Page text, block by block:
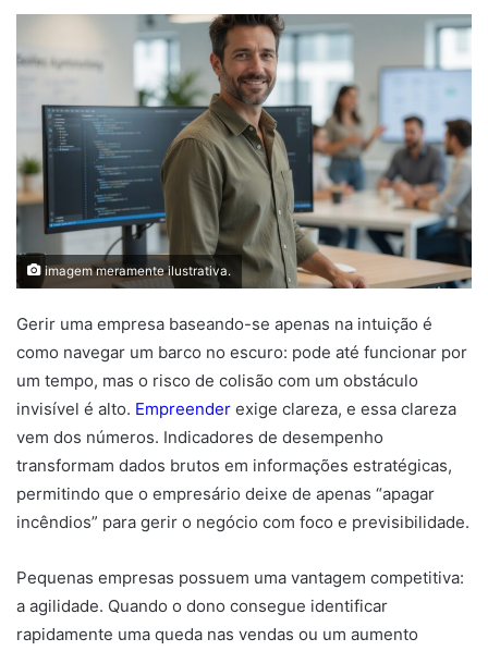
imagem meramente ilustrativa.
Gerir uma empresa baseando-se apenas na intuição é
como navegar um barco no escuro: pode até funcionar por
um tempo, mas o risco de colisão com um obstáculo
invisível é alto. Empreender exige clareza, e essa clareza
vem dos números. Indicadores de desempenho
transformam dados brutos em informações estratégicas,
permitindo que o empresário deixe de apenas “apagar
incêndios” para gerir o negócio com foco e previsibilidade.
Pequenas empresas possuem uma vantagem competitiva:
a agilidade. Quando o dono consegue identificar
rapidamente uma queda nas vendas ou um aumento